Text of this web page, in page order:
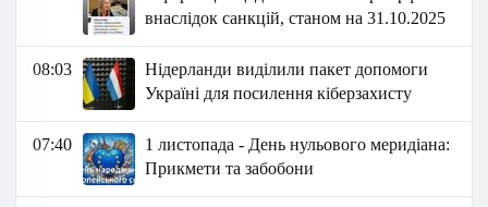
внаслідок санкцій, станом на 31.10.2025
08:03
Нідерланди виділили пакет допомоги
Україні для посилення кіберзахисту
07:40
1 листопада - День нульового меридіана:
Прикмети та забобони